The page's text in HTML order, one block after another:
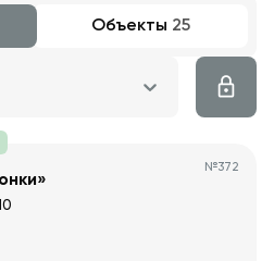
Объекты 25
№372